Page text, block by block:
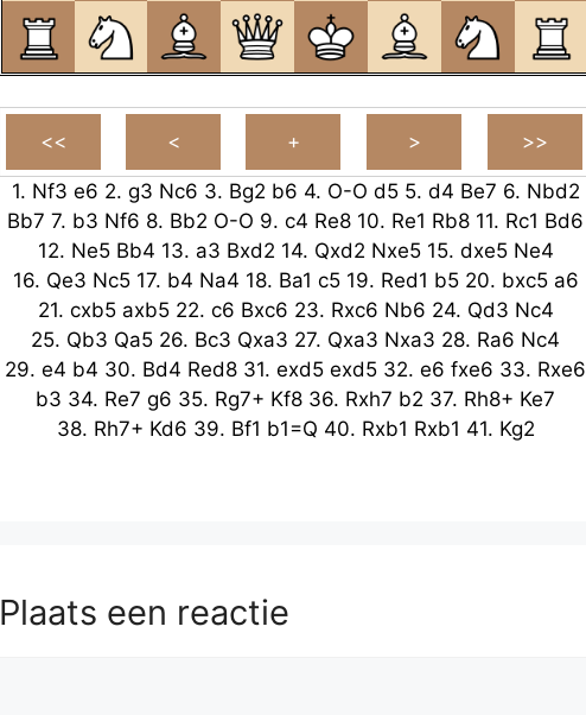
1. Nf3 e6 2. g3 Nc6 3. Bg2 b6 4. O-O d5 5. d4 Be7 6. Nbd2
Bb7 7. b3 Nf6 8. Bb2 O-O 9. c4 Re8 10. Re1 Rb8 11. Rc1 Bd6
12. Ne5 Bb4 13. a3 Bxd2 14. Qxd2 Nxe5 15. dxe5 Ne4
16. Qe3 Nc5 17. b4 Na4 18. Ba1 c5 19. Red1 b5 20. bxc5 a6
21. cxb5 axb5 22. c6 Bxc6 23. Rxc6 Nb6 24. Qd3 Nc4
25. Qb3 Qa5 26. Bc3 Qxa3 27. Qxa3 Nxa3 28. Ra6 Nc4
29. e4 b4 30. Bd4 Red8 31. exd5 exd5 32. e6 fxe6 33. Rxe6
b3 34. Re7 g6 35. Rg7+ Kf8 36. Rxh7 b2 37. Rh8+ Ke7
38. Rh7+ Kd6 39. Bf1 b1=Q 40. Rxb1 Rxb1 41. Kg2
Plaats een reactie